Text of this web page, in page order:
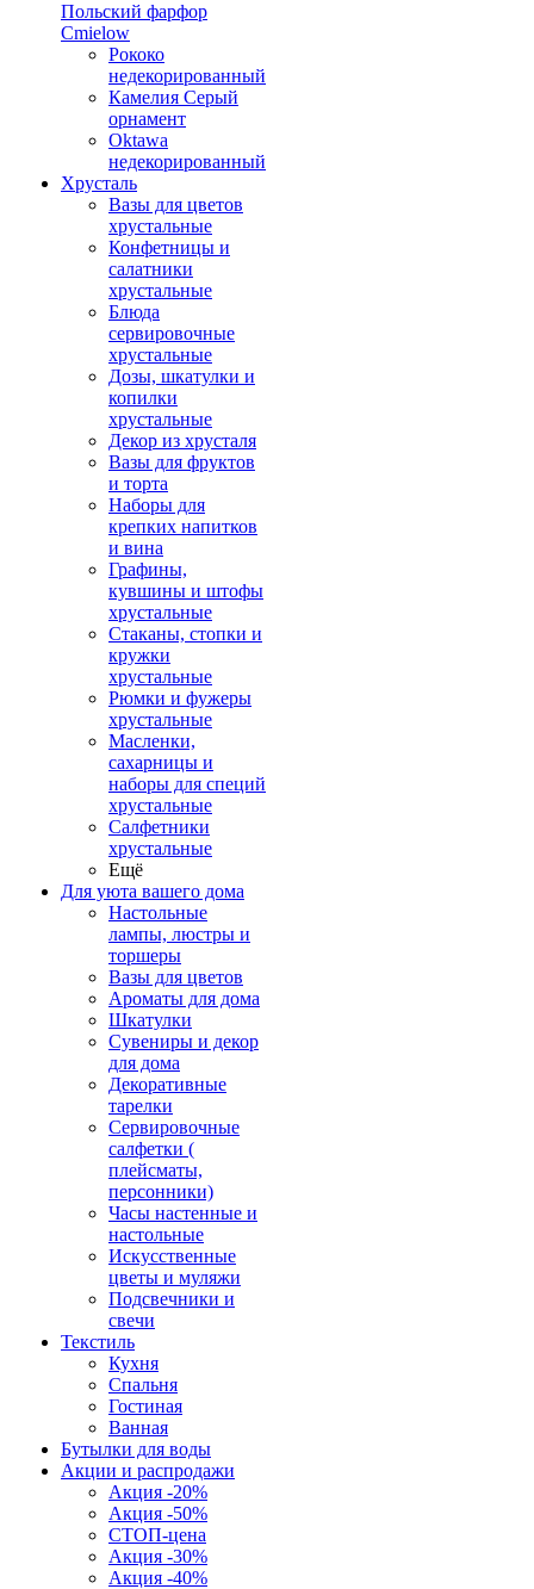
Польский фарфор
Сmielow
Рококо
недекорированный
Камелия Серый
орнамент
Oktawa
недекорированный
Хрусталь
Вазы для цветов
хрустальные
Конфетницы и
салатники
хрустальные
Блюда
сервировочные
хрустальные
Дозы, шкатулки и
копилки
хрустальные
Декор из хрусталя
Вазы для фруктов
и торта
Наборы для
крепких напитков
и вина
Графины,
кувшины и штофы
хрустальные
Стаканы, стопки и
кружки
хрустальные
Рюмки и фужеры
хрустальные
Масленки,
сахарницы и
наборы для специй
хрустальные
Салфетники
хрустальные
Ещё
Для уюта вашего дома
Настольные
лампы, люстры и
торшеры
Вазы для цветов
Ароматы для дома
Шкатулки
Сувениры и декор
для дома
Декоративные
тарелки
Сервировочные
салфетки (
плейсматы,
персонники)
Часы настенные и
настольные
Искусственные
цветы и муляжи
Подсвечники и
свечи
Текстиль
Кухня
Спальня
Гостиная
Ванная
Бутылки для воды
Акции и распродажи
Акция -20%
Акция -50%
СТОП-цена
Акция -30%
Акция -40%